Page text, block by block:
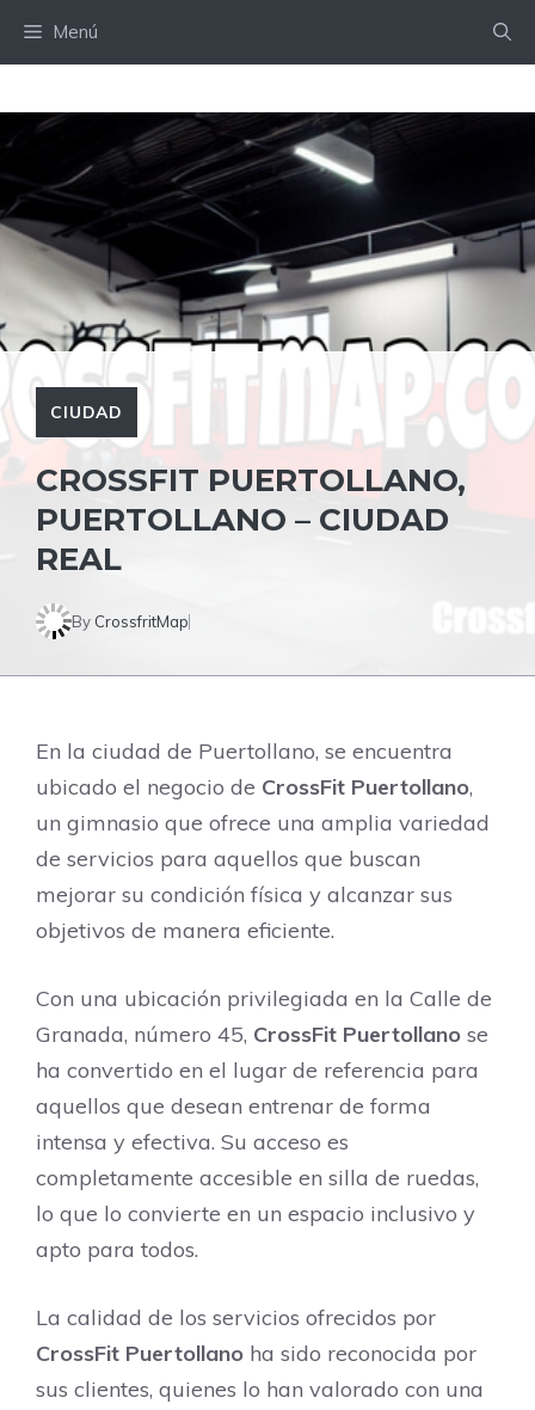
Menú
CIUDAD
CROSSFIT PUERTOLLANO,
PUERTOLLANO – CIUDAD
REAL
By CrossfritMap
En la ciudad de Puertollano, se encuentra
ubicado el negocio de CrossFit Puertollano,
un gimnasio que ofrece una amplia variedad
de servicios para aquellos que buscan
mejorar su condición física y alcanzar sus
objetivos de manera eficiente.
Con una ubicación privilegiada en la Calle de
Granada, número 45, CrossFit Puertollano se
ha convertido en el lugar de referencia para
aquellos que desean entrenar de forma
intensa y efectiva. Su acceso es
completamente accesible en silla de ruedas,
lo que lo convierte en un espacio inclusivo y
apto para todos.
La calidad de los servicios ofrecidos por
CrossFit Puertollano ha sido reconocida por
sus clientes, quienes lo han valorado con una